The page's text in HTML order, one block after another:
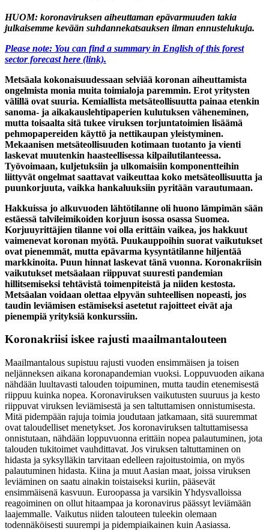
HUOM: koronaviruksen aiheuttaman epävarmuuden takia
julkaisemme kevään suhdannekatsauksen ilman ennustelukuja.
Please note: You can find a summary in English of this forest
sector forecast here (link).
Metsäala kokonaisuudessaan selviää koronan aiheuttamista
ongelmista monia muita toimialoja paremmin. Erot yritysten
välillä ovat suuria. Kemiallista metsäteollisuutta painaa etenkin
sanoma- ja aikakauslehtipaperien kulutuksen väheneminen,
mutta toisaalta sitä tukee viruksen torjuntatoimien lisäämä
pehmopapereiden käyttö ja nettikaupan yleistyminen.
Mekaanisen metsäteollisuuden kotimaan tuotanto ja vienti
laskevat muutenkin haasteellisessa kilpailutilanteessa.
Työvoimaan, kuljetuksiin ja ulkomaisiin komponentteihin
liittyvät ongelmat saattavat vaikeuttaa koko metsäteollisuutta ja
puunkorjuuta, vaikka hankaluuksiin pyritään varautumaan.
Hakkuissa jo alkuvuoden lähtötilanne oli huono lämpimän sään
estäessä talvileimikoiden korjuun isossa osassa Suomea.
Korjuuyrittäjien tilanne voi olla erittäin vaikea, jos hakkuut
vaimenevat koronan myötä. Puukauppoihin suorat vaikutukset
ovat pienemmät, mutta epävarma kysyntätilanne hiljentää
markkinoita. Puun hinnat laskevat tänä vuonna. Koronakriisin
vaikutukset metsäalaan riippuvat suuresti pandemian
hillitsemiseksi tehtävistä toimenpiteistä ja niiden kestosta.
Metsäalan voidaan olettaa elpyvän suhteellisen nopeasti, jos
taudin leviämisen estämiseksi asetetut rajoitteet eivät aja
pienempiä yrityksiä konkurssiin.
Koronakriisi iskee rajusti maailmantalouteen
Maailmantalous supistuu rajusti vuoden ensimmäisen ja toisen
neljänneksen aikana koronapandemian vuoksi. Loppuvuoden aikana
nähdään luultavasti talouden toipuminen, mutta taudin etenemisestä
riippuu kuinka nopea. Koronaviruksen vaikutusten suuruus ja kesto
riippuvat viruksen leviämisestä ja sen taltuttamisen onnistumisesta.
Mitä pidempään rajuja toimia joudutaan jatkamaan, sitä suuremmat
ovat taloudelliset menetykset. Jos koronaviruksen taltuttamisessa
onnistutaan, nähdään loppuvuonna erittäin nopea palautuminen, jota
talouden tukitoimet vauhdittavat. Jos viruksen taltuttaminen on
hidasta ja syksylläkin tarvitaan edelleen rajoitustoimia, on myös
palautuminen hidasta. Kiina ja muut Aasian maat, joissa viruksen
leviäminen on saatu ainakin toistaiseksi kuriin, pääsevät
ensimmäisenä kasvuun. Euroopassa ja varsikin Yhdysvalloissa
reagoiminen on ollut hitaampaa ja koronavirus päässyt leviämään
laajemmalle. Vaikutus niiden talouteen tuleekin olemaan
todennäköisesti suurempi ja pidempiaikainen kuin Aasiassa.